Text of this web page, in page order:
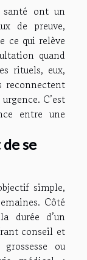
santé ont un
de preuve,
ce qui relève
quand
rituels, eux,
reconnectent
C’est
entre une
se
simple,
Côté
durée d’un
conseil et
ou